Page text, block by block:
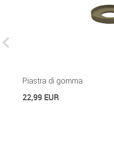
Piastra di gomma
22,99 EUR